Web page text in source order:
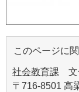
このページに
社会教育課 文
〒716-8501 高